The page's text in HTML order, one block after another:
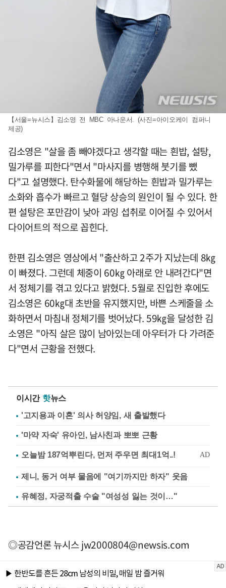
【서울=뉴시스】김소영 전 MBC 아나운서. (사진=아이오케이 컴퍼니
제공)
김소영은 "살을 좀 빼야겠다고 생각할 때는 흰밥, 설탕,
밀가루를 피한다"면서 "마사지를 병행해 붓기를 뺐
다"고 설명했다. 탄수화물에 해당하는 흰밥과 밀가루는
소화와 흡수가 빠르고 혈당 상승의 원인이 될 수 있다. 한
편 설탕은 포만감이 낮아 과잉 섭취로 이어질 수 있어서
다이어트의 적으로 꼽힌다.
한편 김소영은 영상에서 "출산하고 2주가 지났는데 8㎏
이 빠졌다. 그런데 체중이 60㎏ 아래로 안 내려간다"면
서 정체기를 겪고 있다고 밝혔다. 5월로 진입한 후에도
김소영은 60㎏대 초반을 유지했지만, 바쁜 스케줄을 소
화하면서 마침내 정체기를 벗어났다. 59㎏을 달성한 김
소영은 "아직 살은 많이 남아있는데 아우터가 다 가려준
다"면서 근황을 전했다.
이시간 핫뉴스
'고지용과 이혼' 의사 허양임, 새 출발했다
'마약 자숙' 유아인, 남사친과 뽀뽀 근황
제니, 동거 여부 물음에 "여기까지만 하자" 웃음
유혜정, 자궁적출 수술 "여성성 잃는 것이…"
◎공감언론 뉴시스jw2000804@newsis.com